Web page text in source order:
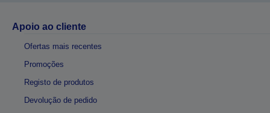
Apoio ao cliente
Ofertas mais recentes
Promoções
Registo de produtos
Devolução de pedido